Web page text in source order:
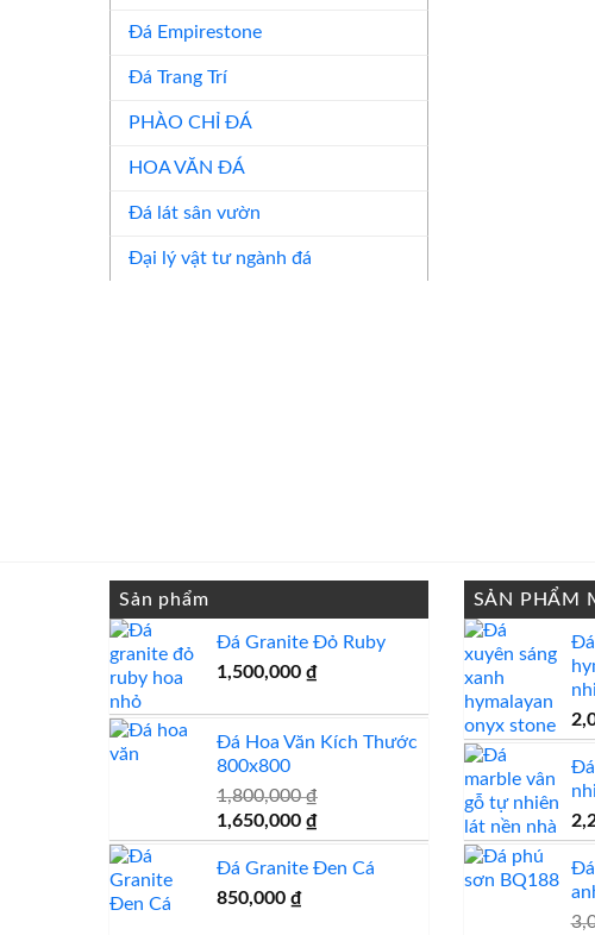
Đá Empirestone
Đá Trang Trí
PHÀO CHỈ ĐÁ
HOA VĂN ĐÁ
Đá lát sân vườn
Đại lý vật tư ngành đá
Sản phẩm
Đá Granite Đỏ Ruby
1,500,000 ₫
Đá Hoa Văn Kích Thước
800x800
1,800,000₫
Giá
gốc
là:
1,800,000 ₫.
1,650,000 ₫Giá
hiện
tại
Đá Granite Đen Cá
850,000 ₫
SẢN PHẨM
Đá